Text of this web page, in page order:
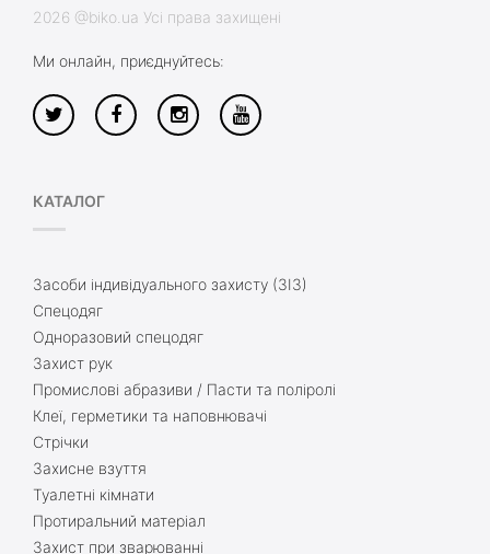
2026 @biko.ua Усі права захищені
Ми онлайн, приєднуйтесь:
КАТАЛОГ
Засоби індивідуального захисту (ЗІЗ)
Спецодяг
Одноразовий спецодяг
Захист рук
Промислові абразиви / Пасти та поліролі
Клеї, герметики та наповнювачі
Стрічки
Захисне взуття
Туалетні кімнати
Протиральний матеріал
Захист при зварюванні